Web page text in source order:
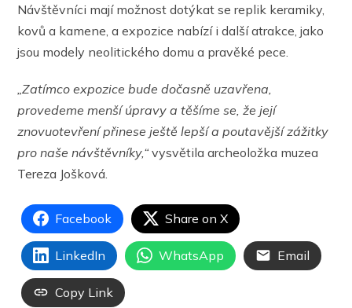
Návštěvníci mají možnost dotýkat se replik keramiky,
kovů a kamene, a expozice nabízí i další atrakce, jako
jsou modely neolitického domu a pravěké pece.
„Zatímco expozice bude dočasně uzavřena,
provedeme menší úpravy a těšíme se, že její
znovuotevření přinese ještě lepší a poutavější zážitky
pro naše návštěvníky,“ vysvětila archeoložka muzea
Tereza Jošková.
Facebook Share on X
LinkedIn WhatsApp Email
Copy Link